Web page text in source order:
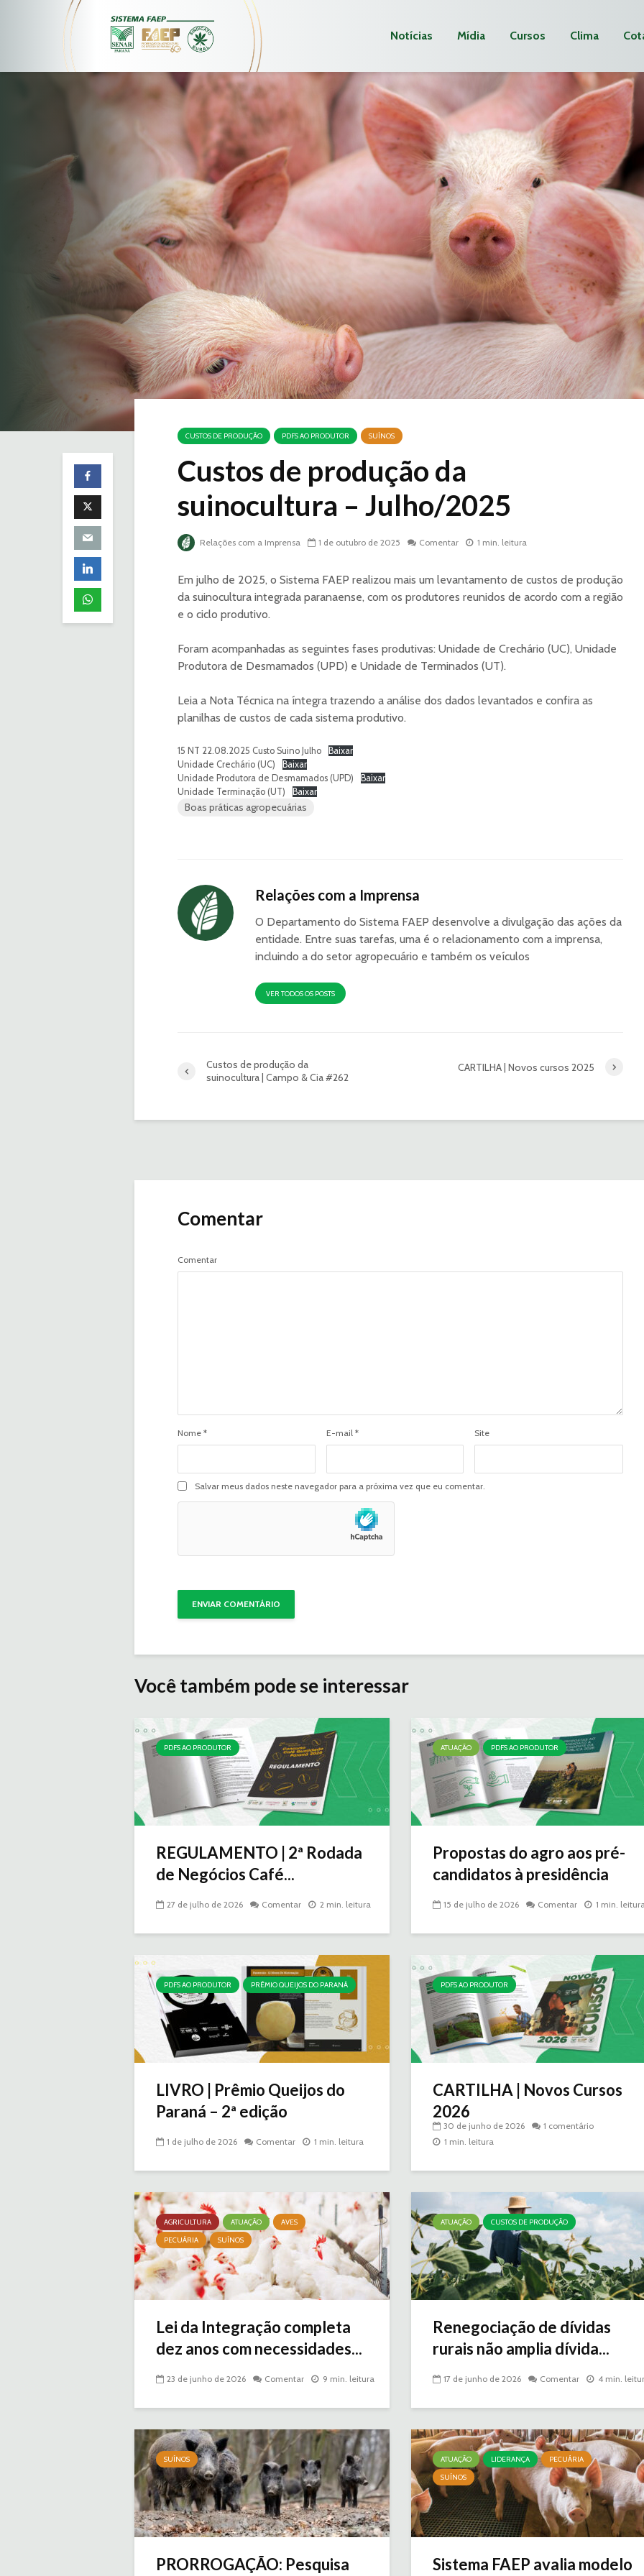
Notícias Mídia Cursos Clima
CUSTOS DE PRODUÇÃO PDFS AO PRODUTOR SUÍNOS
Custos de produção da
suinocultura – Julho/2025
Relações com a Imprensa 1 de outubro de 2025 Comentar 1 min. leitura
Em julho de 2025, o Sistema FAEP realizou mais um levantamento de custos de produção
da suinocultura integrada paranaense, com os produtores reunidos de acordo com a região
e o ciclo produtivo.
Foram acompanhadas as seguintes fases produtivas: Unidade de Crechário (UC), Unidade
Produtora de Desmamados (UPD) e Unidade de Terminados (UT).
Leia a Nota Técnica na íntegra trazendo a análise dos dados levantados e confira as
planilhas de custos de cada sistema produtivo.
15 NT 22.08.2025 Custo Suino Julho
Baixar
Unidade Crechário (UC)
Baixar
Unidade Produtora de Desmamados (UPD)
Baixar
Unidade Terminação (UT)
Baixar
Boas práticas agropecuárias
Relações com a Imprensa
O Departamento do Sistema FAEP desenvolve a divulgação das ações da
entidade. Entre suas tarefas, uma é o relacionamento com a imprensa,
incluindo a do setor agropecuário e também os veículos
VER TODOS OS POSTS
Custos de produção da
suinocultura | Campo & Cia #262
CARTILHA | Novos cursos 2025
Comentar
Comentar
Nome * E-mail * Site
Salvar meus dados neste navegador para a próxima vez que eu comentar.
Você também pode se interessar
PDFS AO PRODUTOR
REGULAMENTO | 2ª Rodada
de Negócios Café...
27 de julho de 2026 Comentar 2 min. leitura
ATUAÇÃO PDFS AO PRODUTOR
Propostas do agro aos pré-
candidatos à presidência
15 de julho de 2026 Comentar 1 min.
PDFS AO PRODUTOR PRÊMIO QUEIJOS DO PARANÁ
LIVRO | Prêmio Queijos do
Paraná – 2ª edição
1 de julho de 2026 Comentar 1 min. leitura
PDFS AO PRODUTOR
CARTILHA | Novos Cursos
2026
30 de junho de 2026
1 comentário
1 min. leitura
AGRICULTURA ATUAÇÃO
AVES
PECUÁRIA
SUÍNOS
Lei da Integração completa
dez anos com necessidades...
23 de junho de 2026 Comentar 9 min. leitura
ATUAÇÃO CUSTOS DE PRODUÇÃO
Renegociação de dívidas
rurais não amplia dívida...
17 de junho de 2026 Comentar 4 min.
SUÍNOS
PRORROGAÇÃO: Pesquisa
ATUAÇÃO LIDERANÇA
PECUÁRIA
SUÍNOS
Sistema FAEP avalia modelo